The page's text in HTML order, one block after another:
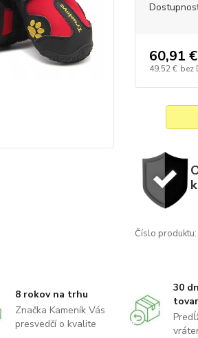
60,91 €
49,52 € bez
Číslo produktu:
8 rokov na trhu
Značka Kameník Vás
presvedčí o kvalite
30